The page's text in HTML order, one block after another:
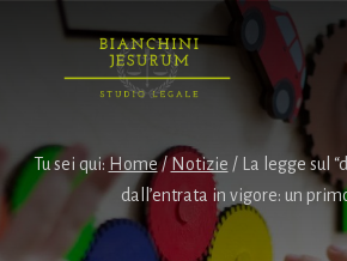
Tu sei qui: Home / Notizie /La legge sul
dall’entrata in vigore: un